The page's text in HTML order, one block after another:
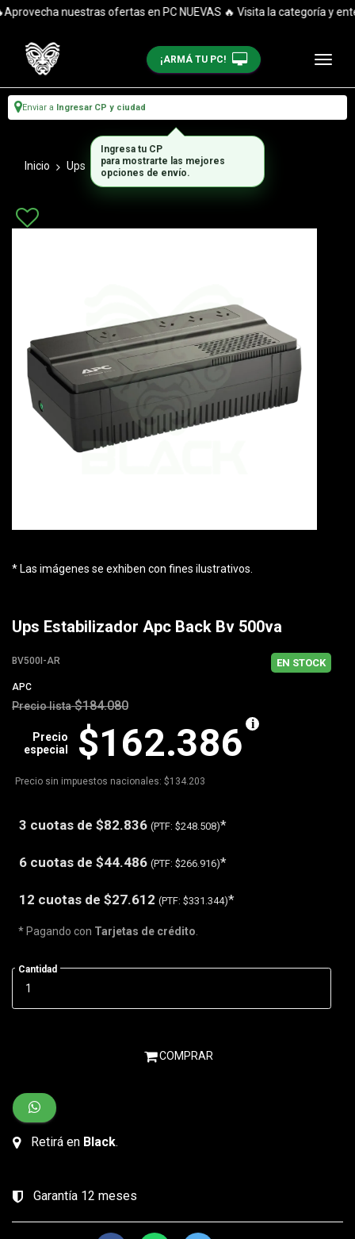
nuestras ofertas en PC NUEVAS 🔥 Visita la categoría y
¡ARMÁ TU PC!
Enviar a Ingresar CP y ciudad
Inicio Ups Equipos Ups
* Las imágenes se exhiben con fines ilustrativos.
Ups Estabilizador Apc Back Bv 500va
BV500I-AR EN STOCK
APC
Precio lista $184.080
$162.386
Precio
especial
Precio sin impuestos nacionales: $134.203
3 cuotas de $82.836 (PTF: $248.508)*
6 cuotas de $44.486 (PTF: $266.916)*
12 cuotas de $27.612 (PTF: $331.344)*
* Pagando con Tarjetas de crédito
Cantidad
COMPRAR
Retirá en Black.
Garantía 12 meses
Ingresa tu CP
para mostrarte las mejores
opciones de envío.